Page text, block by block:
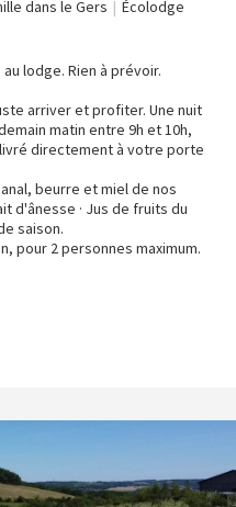
dans le Gers | Écolodge
lodge. Rien à prévoir.
arriver et profiter. Une nuit
matin entre 9h et 10h,
directement à votre porte
beurre et miel de nos
d'ânesse · Jus de fruits du
saison.
pour 2 personnes maximum.